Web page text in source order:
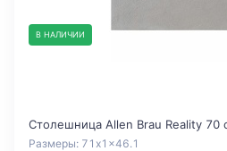
В НАЛИЧИИ
Столешница Allen Brau Reality 70
Размеры: 71x1x46.1